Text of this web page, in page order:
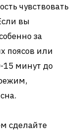
чувствовать
вы
за
поясов или
минут до
сделайте